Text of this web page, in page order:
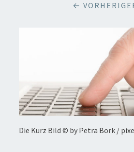
←
Die Kurz Bild © by Petra Bork /